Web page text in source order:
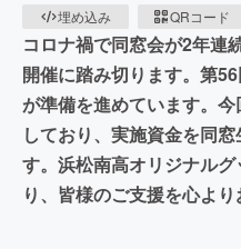
埋め込み
QRコード
コロナ禍で同窓会が2年連
開催に踏み切ります。第
が準備を進めています。
しており、実施資金を同
す。浜松南高オリジナル
り、皆様のご支援を心より